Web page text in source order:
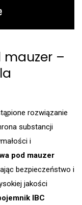
–
rozwiązanie
substancji
i
pod mauzer
bezpieczeństwo i
jakości
IBC